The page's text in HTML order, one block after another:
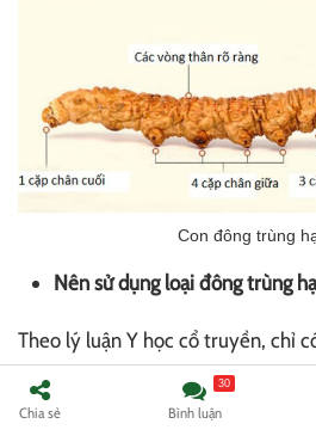
Con đông trùng
Nên sử dụng loại đông trùng
Theo lý luận Y học cổ truyền, chỉ
cordyceps sinensis tại Tây Tạng
Dương và Tam Âm, mang lại công
Chia sẻ Bình luận
30